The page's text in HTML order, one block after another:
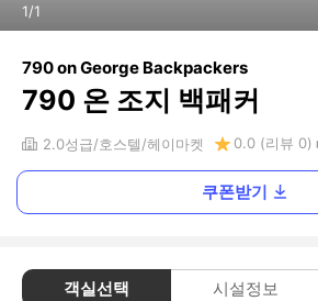
1/1
790 on George Backpackers
790 온 조지 백패커
2.0성급 호스텔 헤이마켓 0.0 (리뷰 0)
쿠폰받기
객실선택 시설정보